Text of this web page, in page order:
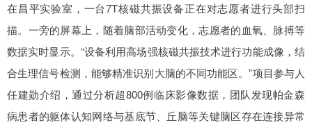
在昌平实验室，一台7T核磁共振设备正在对志愿者进行头部扫
描。一旁的屏幕上，随着脑部活动变化，志愿者的血氧、脉搏等
数据实时显示。“设备利用高场强核磁共振技术进行功能成像，结
合生理信号检测，能够精准识别大脑的不同功能区。”项目参与人
任建勋介绍，通过分析超800例临床影像数据，团队发现帕金森
病患者的躯体认知网络与基底节、丘脑等关键脑区存在连接异常